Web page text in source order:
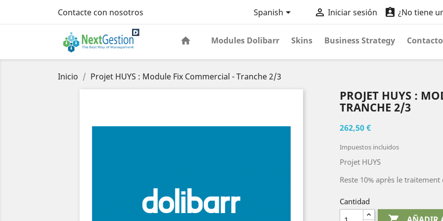
Contacte con nosotros Spanish  Iniciar sesión  ¿No tiene
Modules Dolibarr Skins Business Strategy Contacto
Inicio Projet HUYS : Module Fix Commercial - Tranche 2/3
PROJET HUYS :
TRANCHE 2/3
262,50 €
Impuestos incluidos
Projet HUYS
Reste 10% après le
Cantidad